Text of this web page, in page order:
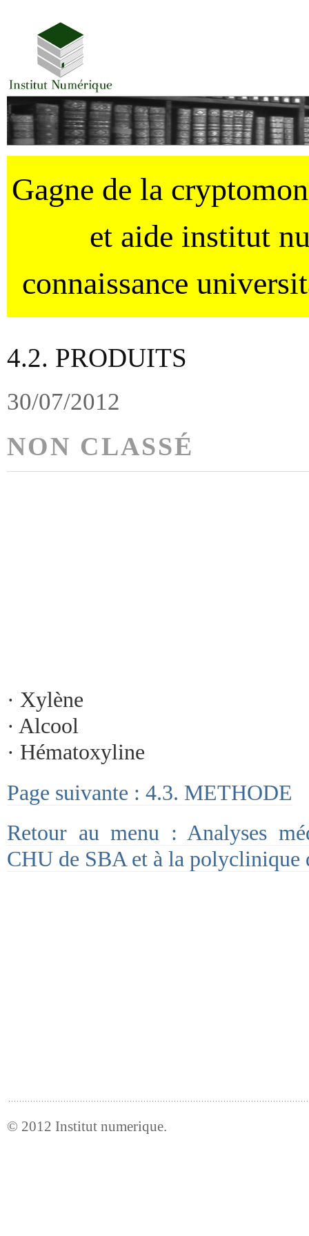
Gagne de la
et aide institut
connaissance
4.2. PRODUITS
30/07/2012
NON CLASSÉ
· Xylène
· Alcool
· Hématoxyline
Page suivante : 4.3. METHODE
Retour au menu : Analyses
CHU de SBA et à la
© 2012 Institut numerique.